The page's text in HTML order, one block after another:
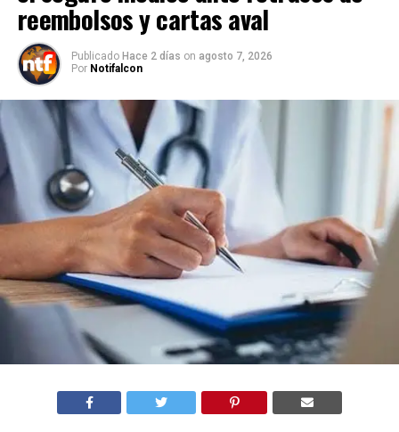
reembolsos y cartas aval
Publicado Hace 2 días on agosto 7, 2026
Por Notifalcon